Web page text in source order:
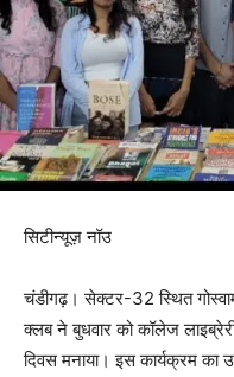
सिटीन्यूज़ नॉउ
चंडीगढ़। सेक्टर-32 स्थित
क्लब ने बुधवार को कॉलेज
दिवस मनाया। इस कार्यक्रम का